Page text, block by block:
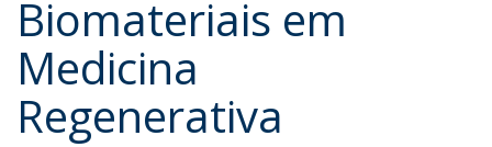
Biomateriais em
Medicina
Regenerativa